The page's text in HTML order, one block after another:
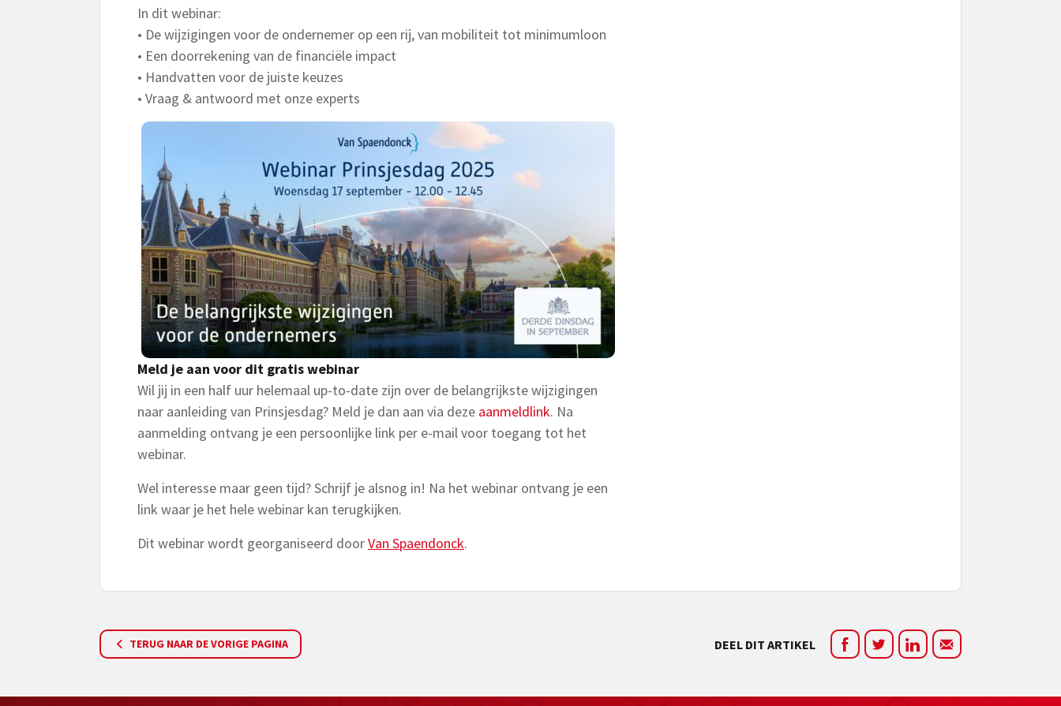
In dit webinar:
• De wijzigingen voor de ondernemer op een rij, van mobiliteit tot minimumloon
• Een doorrekening van de financiële impact
• Handvatten voor de juiste keuzes
• Vraag & antwoord met onze experts
Meld je aan voor dit gratis webinar
Wil jij in een half uur helemaal up-to-date zijn over de belangrijkste wijzigingen
naar aanleiding van Prinsjesdag? Meld je dan aan via deze aanmeldlink. Na
aanmelding ontvang je een persoonlijke link per e-mail voor toegang tot het
webinar.
Wel interesse maar geen tijd? Schrijf je alsnog in! Na het webinar ontvang je een
link waar je het hele webinar kan terugkijken.
Dit webinar wordt georganiseerd doorVan Spaendonck.
TERUG NAAR DE VORIGE PAGINA DEEL DIT ARTIKEL